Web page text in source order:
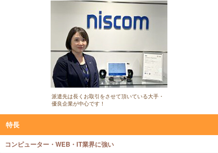
派遣先は長くお取引をさせて頂いている大手・
優良企業が中心です！
特長
コンピューター・WEB・IT業界に強い